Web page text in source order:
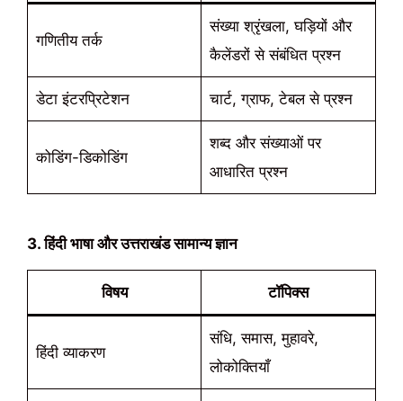
गणितीय तर्क
संख्या श्रृंखला, घड़ियों और
कैलेंडरों से संबंधित प्रश्न
डेटा इंटरप्रिटेशन चार्ट, ग्राफ, टेबल से प्रश्न
कोडिंग-डिकोडिंग
शब्द और संख्याओं पर
आधारित प्रश्न
3. हिंदी भाषा और उत्तराखंड सामान्य ज्ञान
विषय टॉपिक्स
हिंदी व्याकरण
संधि, समास, मुहावरे,
लोकोक्तियाँ